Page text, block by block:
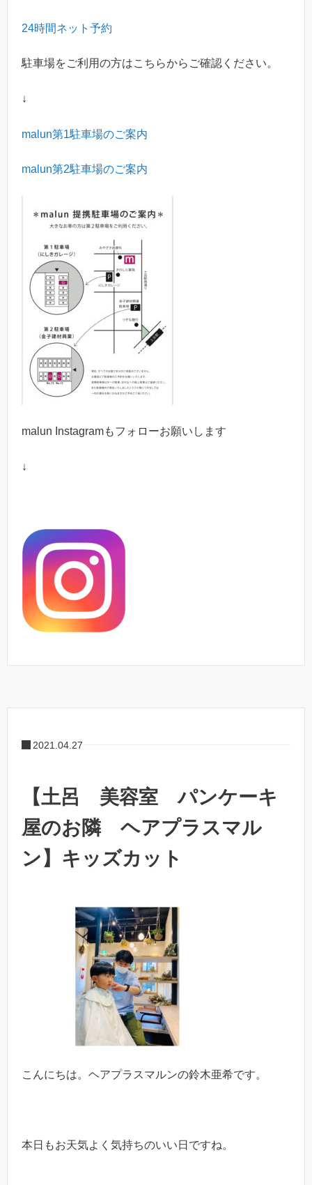
24時間ネット予約
駐車場をご利用の方はこちらからご確認ください。
↓
malun第1駐車場のご案内
malun第2駐車場のご案内
malun Instagramもフォローお願いします
↓
2021.04.27
【土呂 美容室 パンケーキ
屋のお隣 ヘアプラスマル
ン】キッズカット
こんにちは。ヘアプラスマルンの鈴木亜希です。
本日もお天気よく気持ちのいい日ですね。